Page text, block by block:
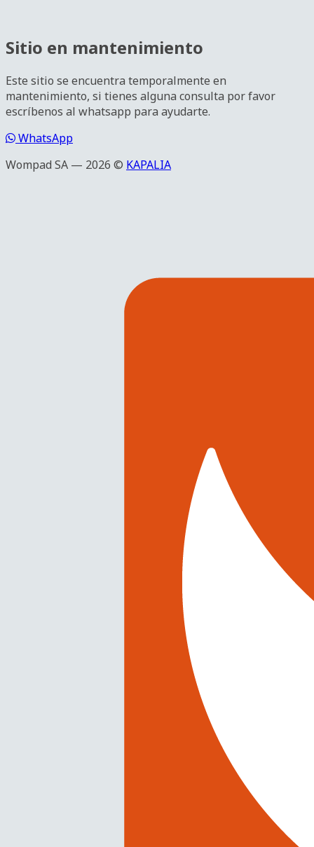
Sitio en mantenimiento
Este sitio se encuentra temporalmente en
mantenimiento, si tienes alguna consulta por favor
escríbenos al whatsapp para ayudarte.
WhatsApp
Wompad SA — 2026 © KAPALIA